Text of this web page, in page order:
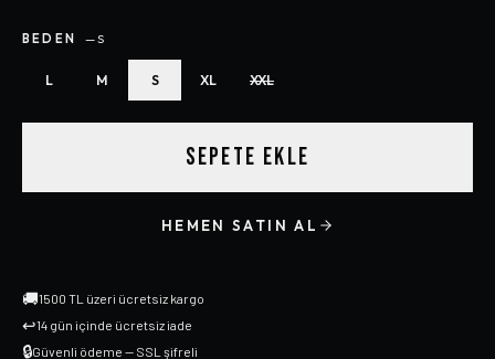
BEDEN —S
L M S XL XXL
SEPETE EKLE
HEMEN SATIN AL
🚚1500 TL üzeri ücretsiz kargo
↩14 gün içinde ücretsiz iade
🔒Güvenli ödeme — SSL şifreli